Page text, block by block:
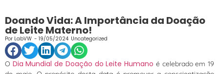
Doando Vida: A Importância da Doação
de Leite Materno!
Por LabVW - 19/05/2024 Uncategorized
O Dia Mundial de Doação do Leite Humano é celebrado em 19